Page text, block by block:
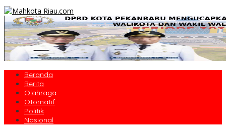
Beranda
Berita
Olahraga
Otomatif
Politik
Nasional